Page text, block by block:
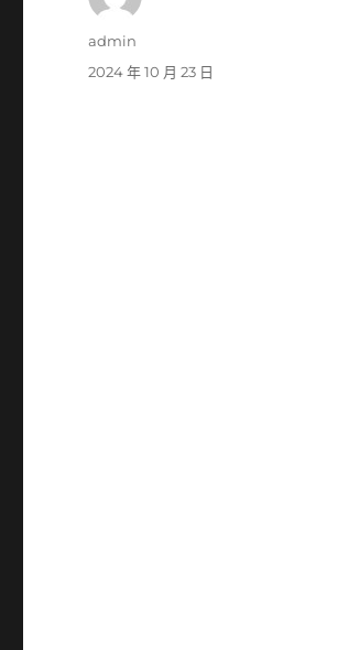
作
admin
發
2024 年 10 月 23 日